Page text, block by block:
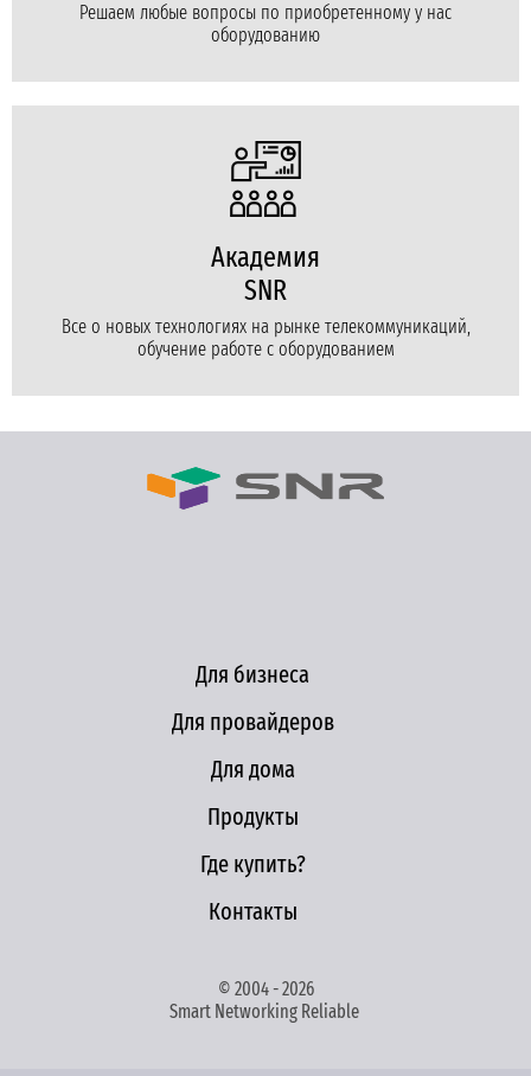
Решаем любые вопросы по приобретенному у нас
оборудованию
Академия
SNR
Все о новых технологиях на рынке телекоммуникаций,
обучение работе с оборудованием
Для бизнеса
Для провайдеров
Для дома
Продукты
Где купить?
Контакты
© 2004 - 2026
Smart Networking Reliable